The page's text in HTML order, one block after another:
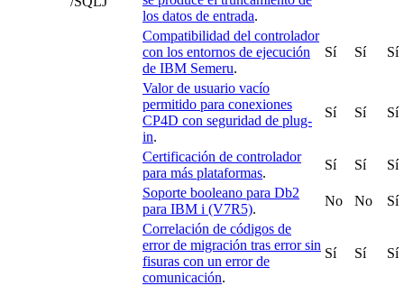
los datos de entrada.
Compatibilidad del controlador
con los entornos de ejecución
de IBM Semeru.
Sí Sí Sí
Valor de usuario vacío
permitido para conexiones
CP4D con seguridad de plug-
in.
Sí Sí Sí
Certificación de controlador
para más plataformas.
Sí Sí Sí
Soporte booleano para Db2
para IBM i (V7R5).
No No
Sí
Correlación de códigos de
error de migración tras error sin
fisuras con un error de
comunicación.
Sí Sí Sí